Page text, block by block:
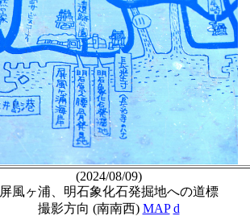
(2024/08/09)
屏風ヶ浦、明石象化石発掘地への道標
撮影方向 (南南西) MAP d